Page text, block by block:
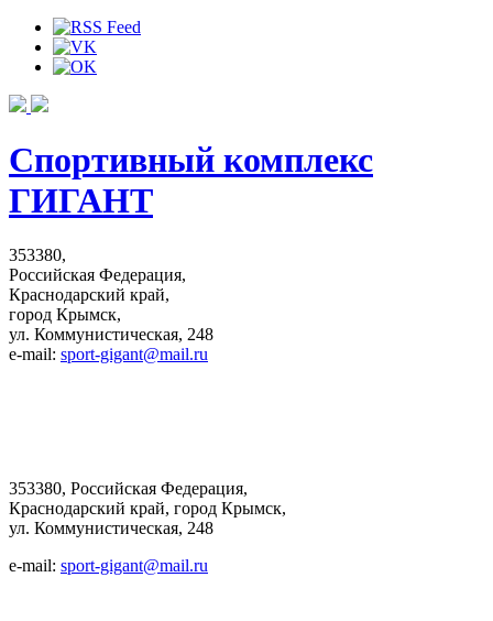
Спортивный комплекс
ГИГАНТ
353380,
Российская Федерация,
Краснодарский край,
город Крымск,
ул. Коммунистическая, 248
e-mail: sport-gigant@mail.ru
353380, Российская Федерация,
Краснодарский край, город Крымск,
ул. Коммунистическая, 248
e-mail: sport-gigant@mail.ru